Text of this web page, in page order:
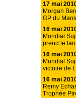
17 mai
Morgan
GP du Mans
16 mai
Mondial
prend le
16 mai
Mondial
victoire de
16 mai
Remy
Trophée